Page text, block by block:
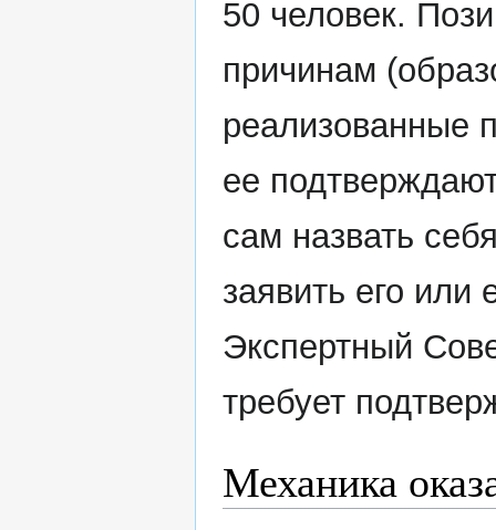
50 человек.
причинам
реализованные
ее
сам назвать
заявить его или
Экспертный
требует
Механика